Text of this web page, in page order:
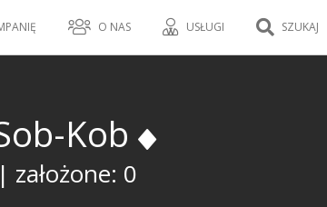
O NAS USŁUGI SZUKAJ
Kob
0